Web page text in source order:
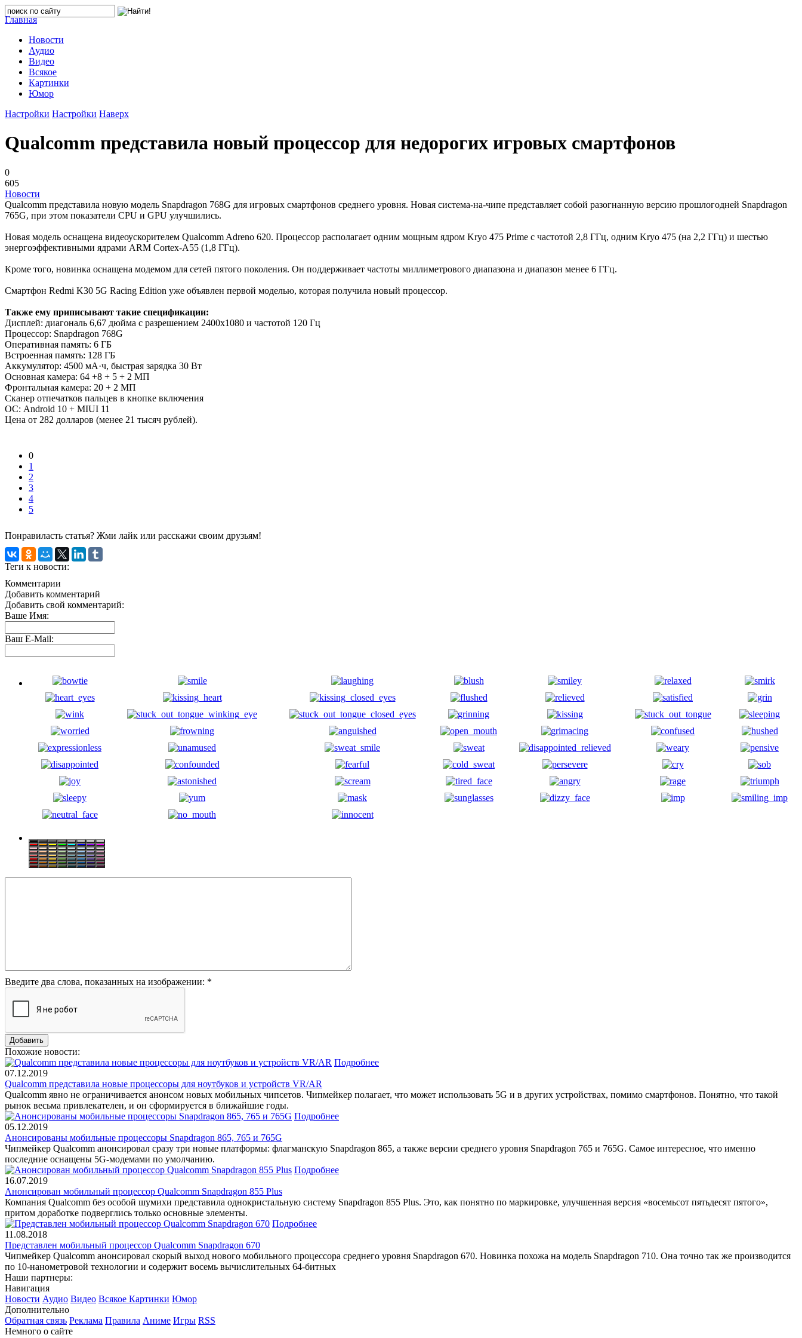
Главная
Новости
Аудио
Видео
Всякое
Картинки
Юмор
Настройки Настройки Наверх
Qualcomm представила новый процессор для недорогих игровых смартфонов
0
605
Новости
Qualcomm представила новую модель Snapdragon 768G для игровых смартфонов среднего уровня. Новая система-на-чипе представляет собой разогнанную версию прошлогодней Snapdragon
765G, при этом показатели CPU и GPU улучшились.
Новая модель оснащена видеоускорителем Qualcomm Adreno 620. Процессор располагает одним мощным ядром Kryo 475 Prime с частотой 2,8 ГГц, одним Kryo 475 (на 2,2 ГГц) и шестью
энергоэффективными ядрами ARM Cortex-A55 (1,8 ГГц).
Кроме того, новинка оснащена модемом для сетей пятого поколения. Он поддерживает частоты миллиметрового диапазона и диапазон менее 6 ГГц.
Смартфон Redmi K30 5G Racing Edition уже объявлен первой моделью, которая получила новый процессор.
Также ему приписывают такие спецификации:
Дисплей: диагональ 6,67 дюйма с разрешением 2400x1080 и частотой 120 Гц
Процессор: Snapdragon 768G
Оперативная память: 6 ГБ
Встроенная память: 128 ГБ
Аккумулятор: 4500 мА·ч, быстрая зарядка 30 Вт
Основная камера: 64 +8 + 5 + 2 МП
Фронтальная камера: 20 + 2 МП
Сканер отпечатков пальцев в кнопке включения
ОС: Android 10 + MIUI 11
Цена от 282 долларов (менее 21 тысяч рублей).
0
1
2
3
4
5
Понравиласть статья? Жми лайк или расскажи своим друзьям!
Теги к новости:
Комментарии
Добавить комментарий
Добавить свой комментарий:
Ваше Имя:
Ваш E-Mail:
Введите два слова, показанных на изображении: *
Похожие новости:
Подробнее
07.12.2019
Qualcomm представила новые процессоры для ноутбуков и устройств VR/AR
Qualcomm явно не ограничивается анонсом новых мобильных чипсетов. Чипмейкер полагает, что может использовать 5G и в других устройствах, помимо смартфонов. Понятно, что такой
рынок весьма привлекателен, и он сформируется в ближайшие годы.
Подробнее
05.12.2019
Анонсированы мобильные процессоры Snapdragon 865, 765 и 765G
Чипмейкер Qualcomm анонсировал сразу три новые платформы: флагманскую Snapdragon 865, а также версии среднего уровня Snapdragon 765 и 765G. Самое интересное, что именно
последние оснащены 5G-модемами по умолчанию.
Подробнее
16.07.2019
Анонсирован мобильный процессор Qualcomm Snapdragon 855 Plus
Компания Qualcomm без особой шумихи представила однокристальную систему Snapdragon 855 Plus. Это, как понятно по маркировке, улучшенная версия «восемьсот пятьдесят пятого»,
притом доработке подверглись только основные элементы.
Подробнее
11.08.2018
Представлен мобильный процессор Qualcomm Snapdragon 670
Чипмейкер Qualcomm анонсировал скорый выход нового мобильного процессора среднего уровня Snapdragon 670. Новинка похожа на модель Snapdragon 710. Она точно так же производится
по 10-нанометровой технологии и содержит восемь вычислительных 64-битных
Наши партнеры:
Навигация
Новости Аудио Видео Всякое Картинки Юмор
Дополнительно
Обратная связь Реклама Правила Аниме Игры RSS
Немного о сайте